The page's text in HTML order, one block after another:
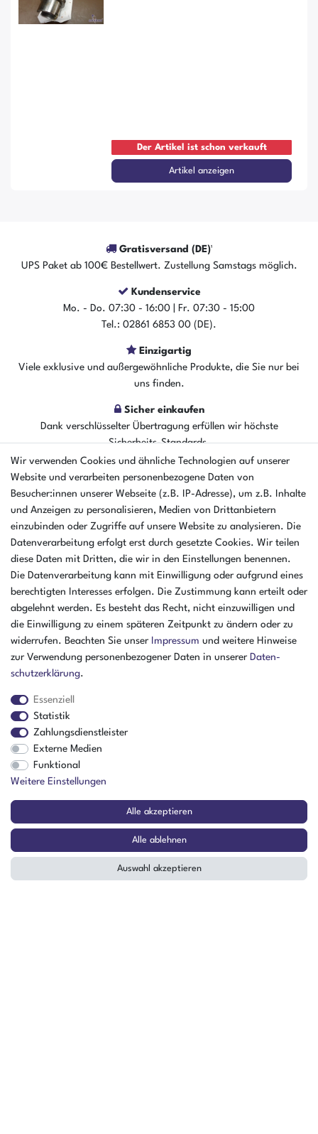
Der Artikel ist schon verkauft
Artikel anzeigen
Gratisversand (DE)¹
UPS Paket ab 100€ Bestellwert. Zustellung Samstags möglich.
Kundenservice
Mo. - Do. 07:30 - 16:00 | Fr. 07:30 - 15:00
Tel.: 02861 6853 00 (DE).
Einzigartig
Viele exklusive und außergewöhnliche Produkte, die Sie nur bei
uns finden.
Sicher einkaufen
Dank verschlüsselter Übertragung erfüllen wir höchste
Sicherheits-Standards.
EINKAUFEN
Warenkorb
UNTERNEHMEN
Ankaufformular
Kontakt
Datenschutzerklärung
Öffnungszeiten Montag - Donnerstag
07:30 - 16:00 Uhr
Öffnungszeiten Freitag
Wir verwenden Cookies und ähnliche Technologien auf unserer
Website und verarbeiten personenbezogene Daten von
Besucher:innen unserer Webseite (z.B. IP-Adresse), um z.B. Inhalte
und Anzeigen zu personalisieren, Medien von Drittanbietern
einzubinden oder Zugriffe auf unsere Website zu analysieren. Die
Datenverarbeitung erfolgt erst durch gesetzte Cookies. Wir teilen
diese Daten mit Dritten, die wir in den Einstellungen benennen.
Die Datenverarbeitung kann mit Einwilligung oder aufgrund eines
berechtigten Interesses erfolgen. Die Zustimmung kann erteilt oder
abgelehnt werden. Es besteht das Recht, nicht einzuwilligen und
die Einwilligung zu einem späteren Zeitpunkt zu ändern oder zu
widerrufen. Beachten Sie unser Impressum und weitere Hinweise
zur Verwendung personenbezogener Daten in unserer Daten­
schutz­erklärung.
Essenziell
Statistik
Zahlungsdienstleister
Externe Medien
Funktional
Weitere Einstellungen
Alle akzeptieren
Alle ablehnen
Auswahl akzeptieren